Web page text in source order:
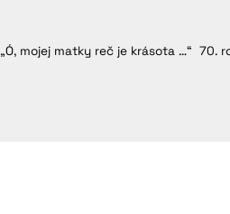
„Ó, mojej matky reč je krásota …“ 70.